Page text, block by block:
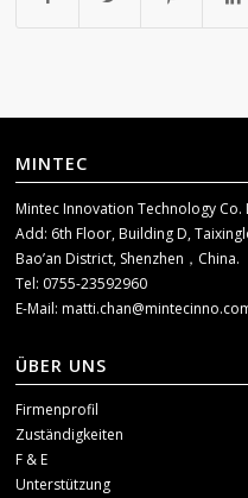
MINTEC
Mintec Innovation Technology Co.
Add: 6th Floor, Building D,
Bao’an District, Shenzhen，China.
Tel: 0755-23592960
E-Mail:
ÜBER UNS
Firmenprofil
Zuständigkeiten
F & E
Unterstützung